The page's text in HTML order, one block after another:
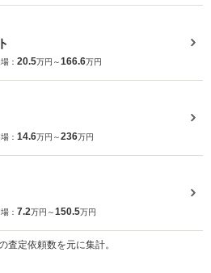
： 20.5万円～166.6万円
： 14.6万円～236万円
： 7.2万円～150.5万円
定依頼数を元に集計。